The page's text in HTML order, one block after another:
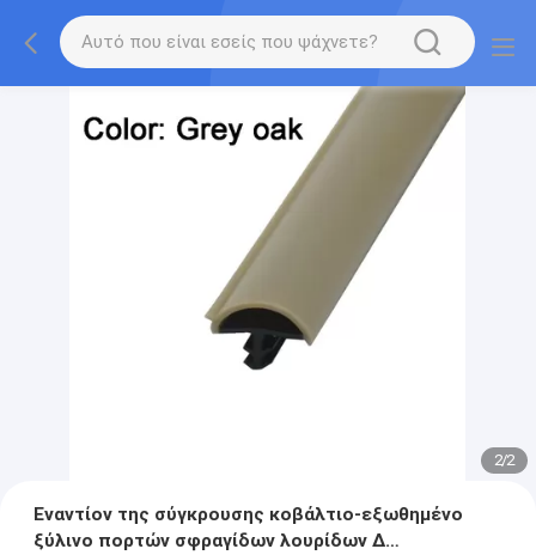
2/2
Εναντίον της σύγκρουσης κοβάλτιο-εξωθημένο
ξύλινο πορτών σφραγίδων λουρίδων Δ